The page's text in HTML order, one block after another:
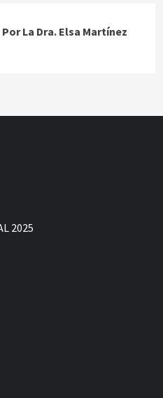
Por La Dra. Elsa Martínez
2025